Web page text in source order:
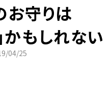
お守りは
かもしれない
04/25